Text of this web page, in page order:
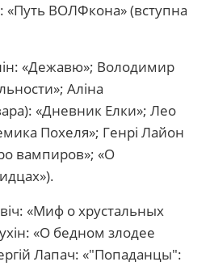
«Путь ВОЛФкона» (вступна
«Дежавю»; Володимир
Аліна
«Дневник Елки»; Лео
Похеля»; Генрі Лайон
вампиров»; «О
«Миф о хрустальных
«О бедном злодее
Лапач: «"Попаданцы":